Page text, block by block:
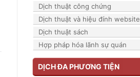
Dịch thuật công chứng
Dịch thuật và hiệu đính website
Dịch thuật sách
Hợp pháp hóa lãnh sự quán
DỊCH ĐA PHƯƠNG TIỆN